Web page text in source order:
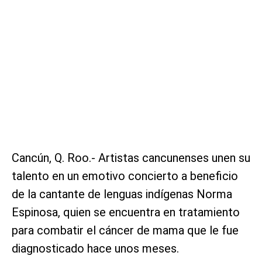
Cancún, Q. Roo.- Artistas cancunenses unen su
talento en un emotivo concierto a beneficio
de la cantante de lenguas indígenas Norma
Espinosa, quien se encuentra en tratamiento
para combatir el cáncer de mama que le fue
diagnosticado hace unos meses.